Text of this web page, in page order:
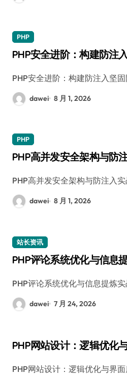
PHP
PHP安全进阶：构建防注
PHP安全进阶：构建防注入坚
dawei 8 月 1, 2026
PHP
PHP高并发安全架构与防
PHP高并发安全架构与防注入
dawei 8 月 1, 2026
站长资讯
PHP评论系统优化与信息
PHP评论系统优化与信息提炼
dawei 7 月 24, 2026
PHP网站设计：逻辑优化
PHP网站设计：逻辑优化与界